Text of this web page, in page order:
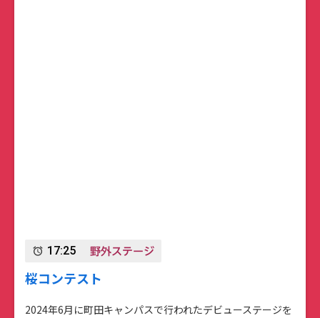
alarm 17:25 野外ステージ
桜コンテスト
2024年6月に町田キャンパスで行われたデビューステージを